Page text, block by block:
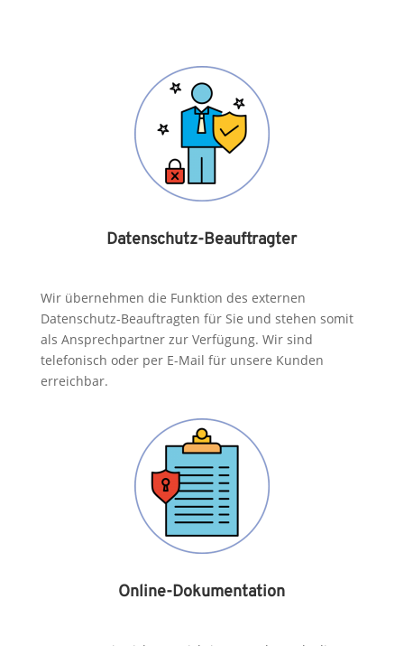
Datenschutz-Beauftragter
Wir übernehmen die Funktion des externen
Datenschutz-Beauftragten für Sie und stehen somit
als Ansprechpartner zur Verfügung. Wir sind
telefonisch oder per E-Mail für unsere Kunden
erreichbar.
Online-Dokumentation